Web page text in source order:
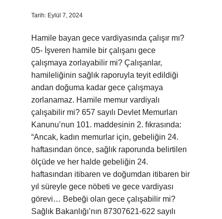
Tarih: Eylül 7, 2024
Hamile bayan gece vardiyasında çalışır mı?
05- İşveren hamile bir çalışanı gece
çalışmaya zorlayabilir mi? Çalışanlar,
hamileliğinin sağlık raporuyla teyit edildiği
andan doğuma kadar gece çalışmaya
zorlanamaz. Hamile memur vardiyalı
çalışabilir mi? 657 sayılı Devlet Memurları
Kanunu’nun 101. maddesinin 2. fıkrasında:
“Ancak, kadın memurlar için, gebeliğin 24.
haftasından önce, sağlık raporunda belirtilen
ölçüde ve her halde gebeliğin 24.
haftasından itibaren ve doğumdan itibaren bir
yıl süreyle gece nöbeti ve gece vardiyası
görevi… Bebeği olan gece çalışabilir mi?
Sağlık Bakanlığı’nın 87307621-622 sayılı